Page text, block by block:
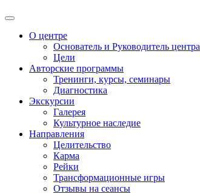
О центре
Основатель и Руководитель центра
Цели
Авторские программы
Тренинги, курсы, семинары
Диагностика
Экскурсии
Галерея
Культурное наследие
Направления
Целительство
Карма
Рейки
Трансформационные игры
Отзывы на сеансы